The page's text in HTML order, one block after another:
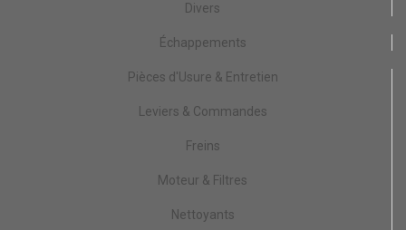
Divers
Échappements
Pièces d'Usure & Entretien
Leviers & Commandes
Freins
Moteur & Filtres
Nettoyants